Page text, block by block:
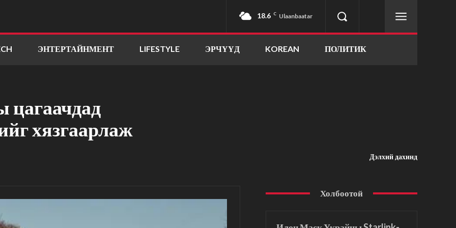
18.6 C Ulaanbaatar
ЭНТЕРТАЙНМЕНТ LIFESTYLE ЭРЧҮҮД KOREAN ПОЛИТИК
цагаачдад
хязгаарлаж
Дэлхий дахинд
Холбоотой